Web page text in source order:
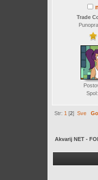
Trade
Spol:
Str: 1 [2]Sve
Akvarij NET -